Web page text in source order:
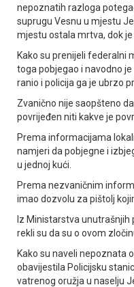
nepoznatih razloga
suprugu Vesnu u mjestu
mjestu ostala mrtva, dok
Kako su prenijeli federalni
toga pobjegao i navodno
ranio i policija ga je ubrzo
Zvanično nije saopšteno
povrijeđen niti kakve je
Prema informacijama
namjeri da pobjegne i
u jednoj kući.
Prema nezvaničnim
imao dozvolu za pištolj
Iz Ministarstva unutrašnjih
rekli su da su o ovom
Kako su naveli nepoznata
obavijestila Policijsku
vatrenog oružja u naselju